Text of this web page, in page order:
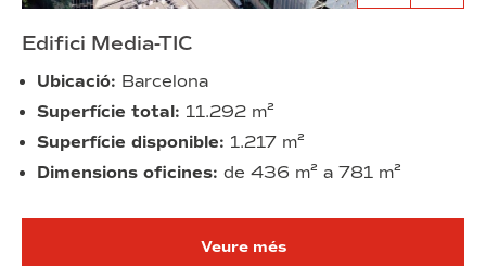
Edifici Media-TIC
Ubicació: Barcelona
Superfície total: 11.292 m²
Superfície disponible: 1.217 m²
Dimensions oficines: de 436 m² a 781 m²
Veure més